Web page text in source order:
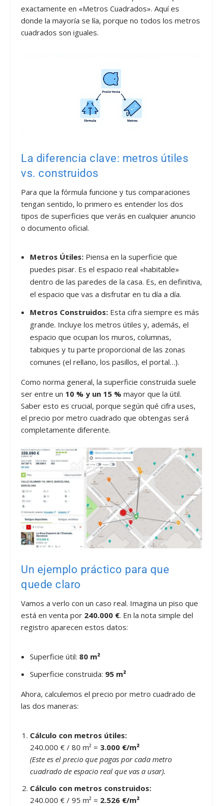
exactamente en «Metros Cuadrados». Aquí es
donde la mayoría se lía, porque no todos los metros
cuadrados son iguales.
La diferencia clave: metros útiles
vs. construidos
Para que la fórmula funcione y tus comparaciones
tengan sentido, lo primero es entender los dos
tipos de superficies que verás en cualquier anuncio
o documento oficial.
Metros Útiles:Piensa en la superficie que
puedes pisar. Es el espacio real «habitable»
dentro de las paredes de la casa. Es, en definitiva,
el espacio que vas a disfrutar en tu día a día.
Metros Construidos:Esta cifra siempre es más
grande. Incluye los metros útiles y, además, el
espacio que ocupan los muros, columnas,
tabiques y tu parte proporcional de las zonas
comunes (el rellano, los pasillos, el portal…).
Como norma general, la superficie construida suele
ser entre un 10 % y un 15 % mayor que la útil.
Saber esto es crucial, porque según qué cifra uses,
el precio por metro cuadrado que obtengas será
completamente diferente.
Un ejemplo práctico para que
quede claro
Vamos a verlo con un caso real. Imagina un piso que
está en venta por 240.000 €. En la nota simple del
registro aparecen estos datos:
Superficie útil: 80 m²
Superficie construida: 95 m²
Ahora, calculemos el precio por metro cuadrado de
las dos maneras:
Cálculo con metros útiles:
240.000 € / 80 m² = 3.000 €/m²
(Este es el precio que pagas por cada metro
cuadrado de espacio real que vas a usar).
Cálculo con metros construidos:
240.000 € / 95 m² = 2.526 €/m²